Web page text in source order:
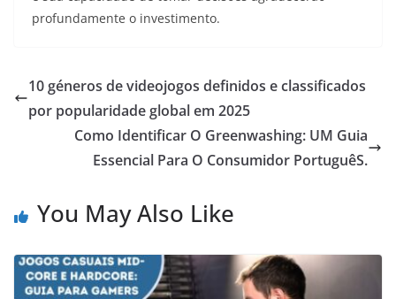
profundamente o investimento.
10 géneros de videojogos definidos e classificados
por popularidade global em 2025
Como Identificar O Greenwashing: UM Guia
Essencial Para O Consumidor PortuguêS.
You May Also Like